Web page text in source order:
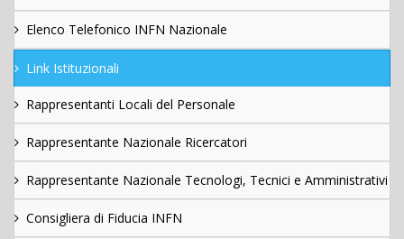
Elenco Telefonico INFN Nazionale
Link Istituzionali
Rappresentanti Locali del Personale
Rappresentante Nazionale Ricercatori
Rappresentante Nazionale Tecnologi, Tecnici e Amministrativi
Consigliera di Fiducia INFN